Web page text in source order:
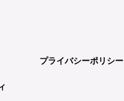
プライバシーポリシー